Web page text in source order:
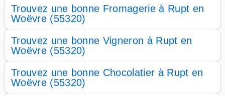
Trouvez une bonne Fromagerie à Rupt en
Woëvre (55320)
Trouvez une bonne Vigneron à Rupt en
Woëvre (55320)
Trouvez une bonne Chocolatier à Rupt en
Woëvre (55320)